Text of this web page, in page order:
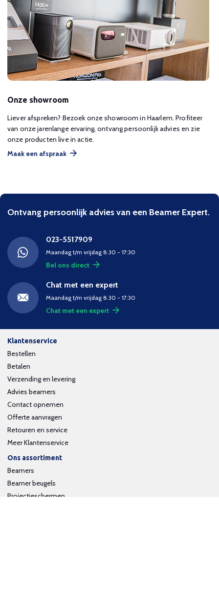
Onze showroom
Liever afspreken? Bezoek onze showroom in Haarlem. Profiteer
van onze jarenlange ervaring, ontvang persoonlijk advies en zie
onze producten live in actie.
Maak een afspraak
Ontvang persoonlijk advies van een Beamer Expert.
023-5517909
Maandag t/m vrijdag 8.30 - 17:30
Bel ons direct
Chat met een expert
Maandag t/m vrijdag 8.30 - 17:30
Chat met een expert
Klantenservice
Bestellen
Betalen
Verzending en levering
Advies beamers
Contact opnemen
Offerte aanvragen
Retouren en service
Meer Klantenservice
Ons assortiment
Beamers
Beamer beugels
Projectieschermen